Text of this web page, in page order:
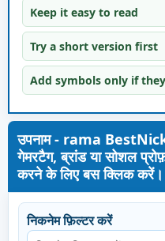
Keep it easy to read
Try a short version first
Add symbols only if
उपनाम - rama
गेमरटैग, ब्रांड या सोशल
करने के लिए बस क्लिक करें।
निकनेम फ़िल्टर करें